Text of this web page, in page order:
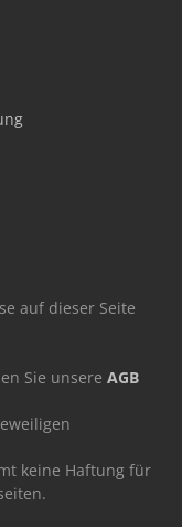
auf dieser Seite
Sie unsere AGB
keine Haftung für